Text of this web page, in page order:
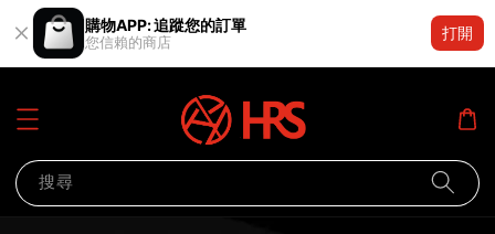
購物APP: 追蹤您的訂單
您信賴的商店
打開
搜尋